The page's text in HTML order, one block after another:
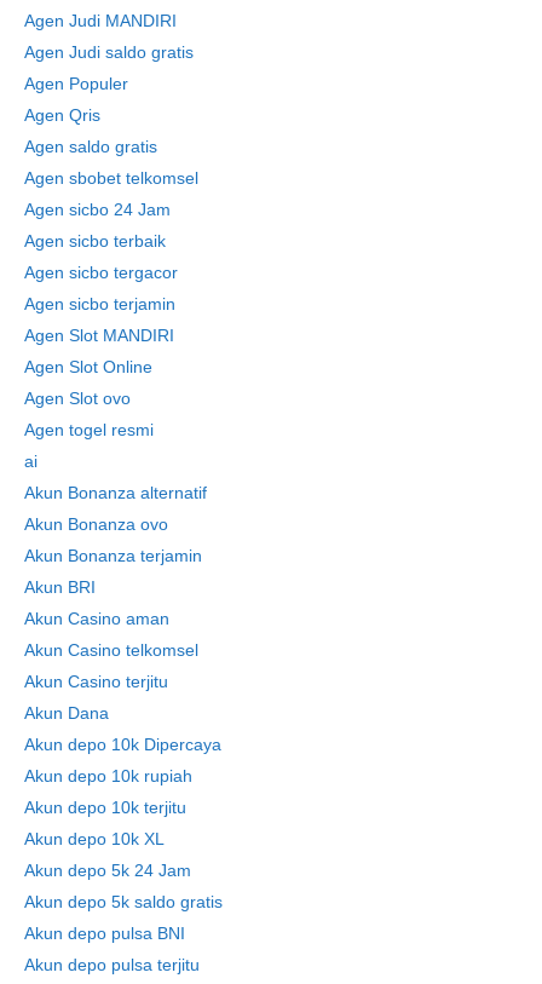
Agen Judi MANDIRI
Agen Judi saldo gratis
Agen Populer
Agen Qris
Agen saldo gratis
Agen sbobet telkomsel
Agen sicbo 24 Jam
Agen sicbo terbaik
Agen sicbo tergacor
Agen sicbo terjamin
Agen Slot MANDIRI
Agen Slot Online
Agen Slot ovo
Agen togel resmi
ai
Akun Bonanza alternatif
Akun Bonanza ovo
Akun Bonanza terjamin
Akun BRI
Akun Casino aman
Akun Casino telkomsel
Akun Casino terjitu
Akun Dana
Akun depo 10k Dipercaya
Akun depo 10k rupiah
Akun depo 10k terjitu
Akun depo 10k XL
Akun depo 5k 24 Jam
Akun depo 5k saldo gratis
Akun depo pulsa BNI
Akun depo pulsa terjitu